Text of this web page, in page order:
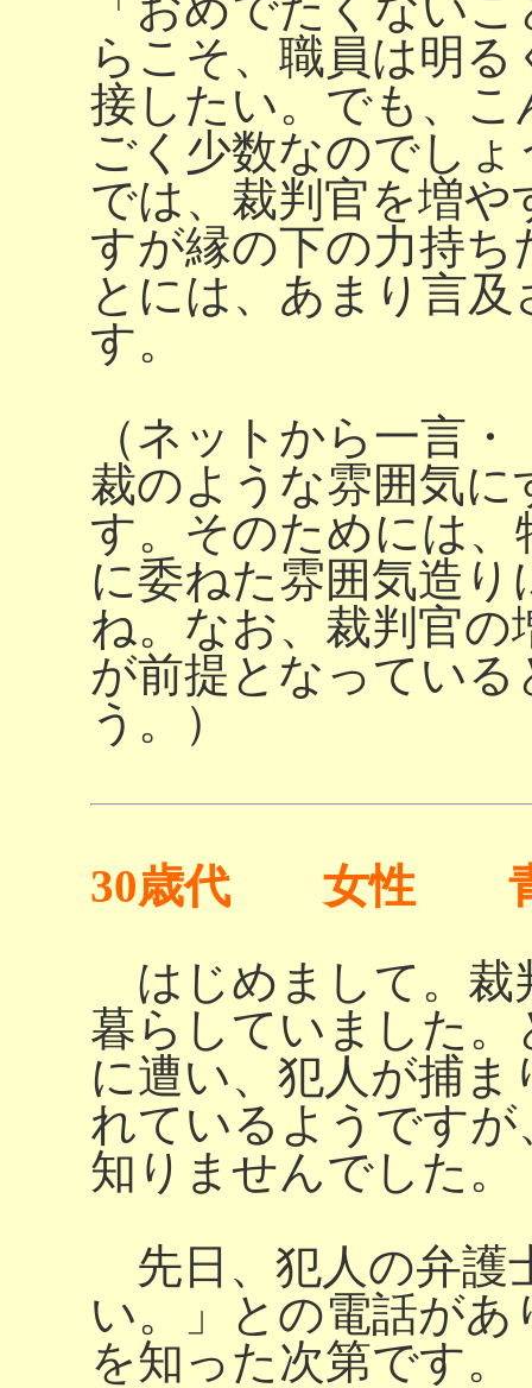
らこそ、職員は明
接したい。でも、
ごく少数なのでし
では、裁判官を増
すが縁の下の力持
とには、あまり言
す。
（ネットから一言
裁のような雰囲気
す。そのためには
に委ねた雰囲気造
ね。なお、裁判官の
が前提となってい
う。）
30歳代 女性 青
はじめまして。裁
暮らしていました
に遭い、犯人が捕
れているようです
知りませんでした。
先日、犯人の弁護
い。」との電話が
を知った次第です。